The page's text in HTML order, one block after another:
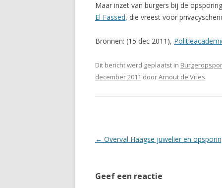
Maar inzet van burgers bij de
El Fassed, die vreest voor
Bronnen: (15 dec 2011),
Dit bericht werd geplaatst in
december 2011 doorArnout de Vries.
Berichtnavigatie
← Overval Haagse juwelier en
Geef een reactie